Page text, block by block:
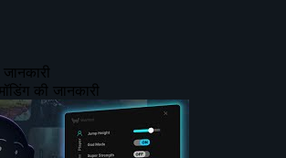
की जानकारी